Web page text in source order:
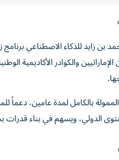
زايد للذكاء الاصطناعي برنامج
الإماراتيين والكوادر
بالكامل لمدة عامين، دعماً
الدولي، ويسهم في بناء قدرات